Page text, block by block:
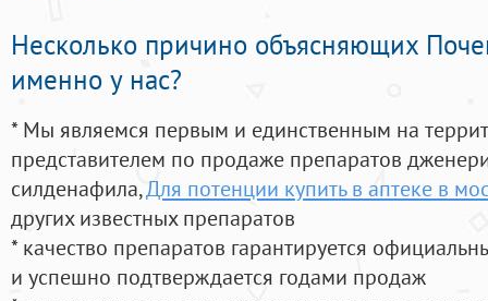
Несколько причино объясняющих
именно у нас?
* Мы являемся первым и единственным на
представителем по продаже препаратов
силденафила,Для потенции купить в аптеке в
других известных препаратов
* качество препаратов гарантируется
и успешно подтверждается годами продаж